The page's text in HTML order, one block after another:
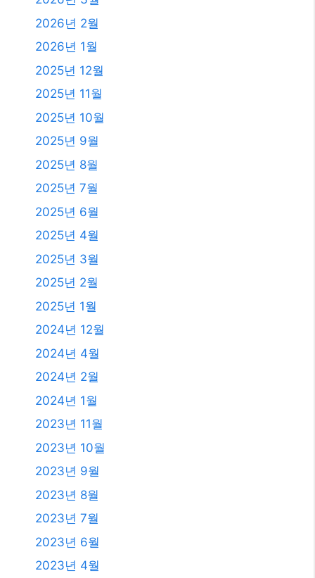
2025년 6월
2025년 4월
2025년 3월
2025년 2월
2025년 1월
2024년 12월
2024년 4월
2024년 2월
2024년 1월
2023년 11월
2023년 10월
2023년 9월
2023년 8월
2023년 7월
2023년 6월
2023년 4월
2023년 2월
2023년 1월
2021년 2월
2020년 12월
2020년 11월
2020년 9월
2020년 5월
2020년 4월